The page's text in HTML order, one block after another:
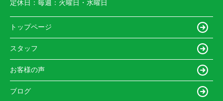
定休日： 毎週：火曜日・水曜日
トップページ
スタッフ
お客様の声
ブログ